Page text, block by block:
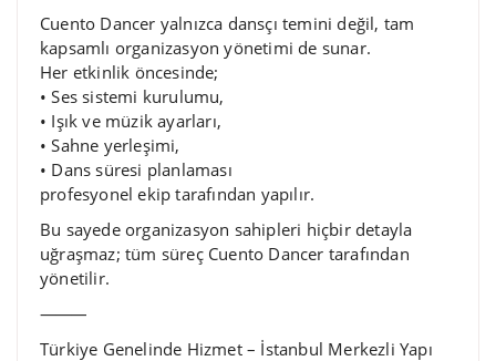
Cuento Dancer yalnızca dansçı temini değil, tam
kapsamlı organizasyon yönetimi de sunar.
Her etkinlik öncesinde;
• Ses sistemi kurulumu,
• Işık ve müzik ayarları,
• Sahne yerleşimi,
• Dans süresi planlaması
profesyonel ekip tarafından yapılır.
Bu sayede organizasyon sahipleri hiçbir detayla
uğraşmaz; tüm süreç Cuento Dancer tarafından
yönetilir.
⸻
Türkiye Genelinde Hizmet – İstanbul Merkezli Yapı